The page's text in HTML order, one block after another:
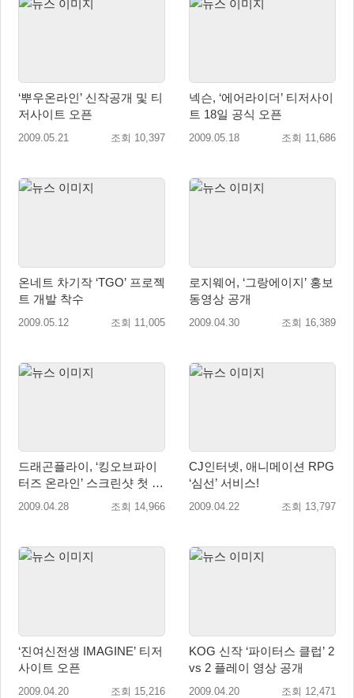
‘뿌우온라인’ 신작공개 및 티
저사이트 오픈
2009.05.21 조회 10,397
넥슨, ‘에어라이더’ 티저사이
트 18일 공식 오픈
2009.05.18 조회 11,686
온네트 차기작 ‘TGO’ 프로젝
트 개발 착수
2009.05.12 조회 11,005
로지웨어, ‘그랑에이지’ 홍보
동영상 공개
2009.04.30 조회 16,389
드래곤플라이, ‘킹오브파이
터즈 온라인’ 스크린샷 첫 공
개
2009.04.28 조회 14,966
CJ인터넷, 애니메이션 RPG
‘심선’ 서비스!
2009.04.22 조회 13,797
‘진여신전생 IMAGINE’ 티저
사이트 오픈
2009.04.20 조회 15,216
KOG 신작 ‘파이터스 클럽’ 2
vs 2 플레이 영상 공개
2009.04.20 조회 12,471